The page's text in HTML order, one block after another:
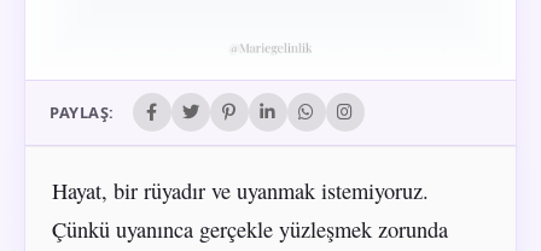
PAYLAŞ:
Hayat, bir rüyadır ve uyanmak istemiyoruz.
Çünkü uyanınca gerçekle yüzleşmek zorunda